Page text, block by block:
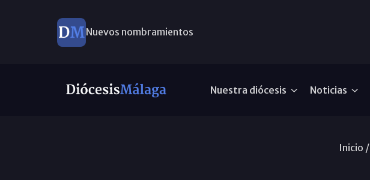
Nuevos nombramientos
Nuestra diócesis Noticias
Inicio /